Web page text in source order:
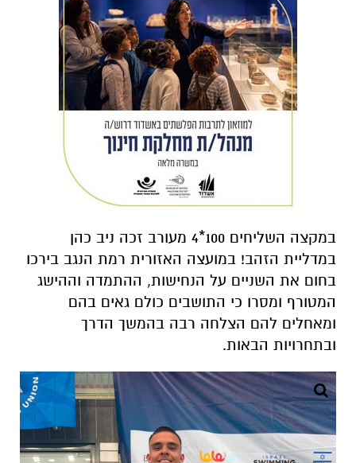
במקצה השליחים 100*4 מעורב זכה ניב כהן
במדליית הזהב! במועצה האזורית רמת הנגב בירכו
בחום את השניים על הנחישות, ההתמדה וההישג
המטורף ומסרו כי התושבים כולם גאים בהם
ומאחלים להם הצלחה רבה בהמשך הדרך
ובתחרויות הבאות.